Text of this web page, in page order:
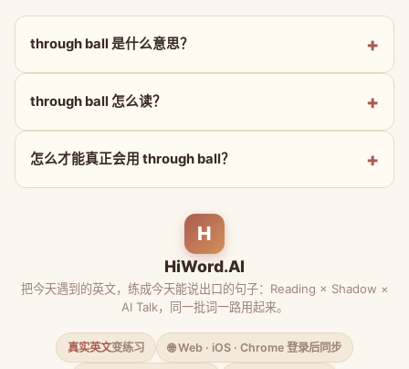
through ball 是什么意思？
through ball 怎么读？
怎么才能真正会用 through ball？
H
HiWord.AI
把今天遇到的英文，练成今天能说出口的句子：Reading × Shadow ×
AI Talk，同一批词一路用起来。
真实英文变练习 🌐 Web · iOS · Chrome 登录后同步